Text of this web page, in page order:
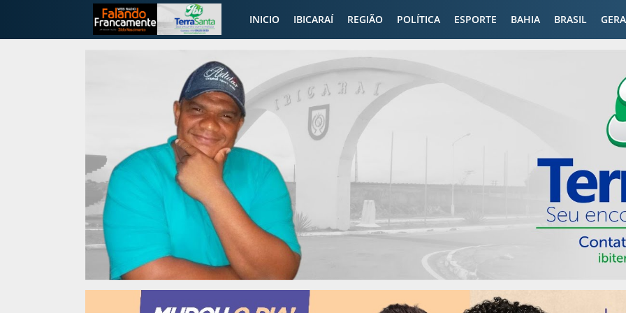
INICIO IBICARAÍ REGIÃO POLÍTICA ESPORTE BAHIA BRASIL